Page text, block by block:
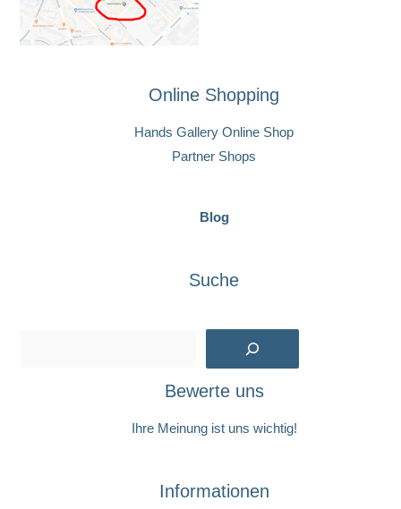
Online Shopping
Hands Gallery Online Shop
Partner Shops
Blog
Suche
Bewerte uns
Ihre Meinung ist uns wichtig!
Informationen